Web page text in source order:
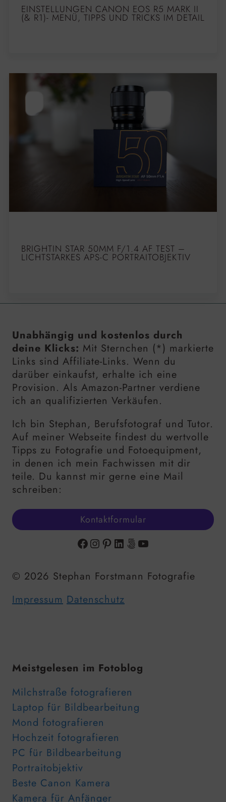
EINSTELLUNGEN CANON EOS R5 MARK II
(& R1)- MENÜ, TIPPS UND TRICKS IM DETAIL
BRIGHTIN STAR 50MM F/1.4 AF TEST –
LICHTSTARKES APS-C PORTRAITOBJEKTIV
Unabhängig und kostenlos durch
deine Klicks: Mit Sternchen (*) markierte
Links sind Affiliate-Links. Wenn du
darüber einkaufst, erhalte ich eine
Provision. Als Amazon-Partner verdiene
ich an qualifizierten Verkäufen.
Ich bin Stephan, Berufsfotograf und Tutor.
Auf meiner Webseite findest du wertvolle
Tipps zu Fotografie und Fotoequipment,
in denen ich mein Fachwissen mit dir
teile. Du kannst mir gerne eine Mail
schreiben:
Kontaktformular
Facebook
Instagram
Pinterest
LinkedIn
500px
YouTube
© 2026 Stephan Forstmann Fotografie
Impressum Datenschutz
Meistgelesen im Fotoblog
Milchstraße fotografieren
Laptop für Bildbearbeitung
Mond fotografieren
Hochzeit fotografieren
PC für Bildbearbeitung
Portraitobjektiv
Beste Canon Kamera
Kamera für Anfänger